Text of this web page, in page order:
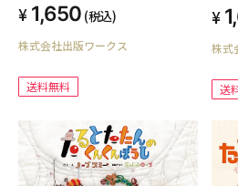
1,650 (税込)
株式会社出版ワークス
送料無料
株式
送